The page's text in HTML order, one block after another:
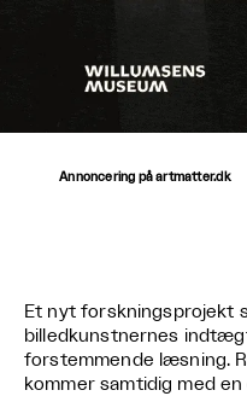
Annoncering på artmatter.dk
Et nyt forskningsprojekt
billedkunstnernes
forstemmende læsning.
kommer samtidig med